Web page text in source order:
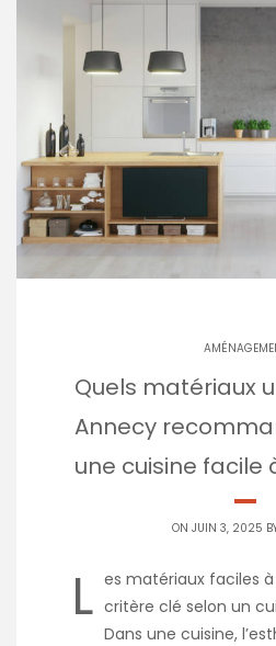
Quels matériaux
Annecy
une cuisine facile
ON JUIN 3, 2025
L es matériaux faciles
critère clé selon un
Dans une cuisine,